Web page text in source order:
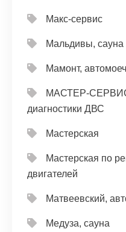
Макс-сервис
Мальдивы, сауна
Мамонт,
МАСТЕР-
диагностики ДВС
Мастерская
Мастерская по
двигателей
Матвеевский,
Медуза, сауна